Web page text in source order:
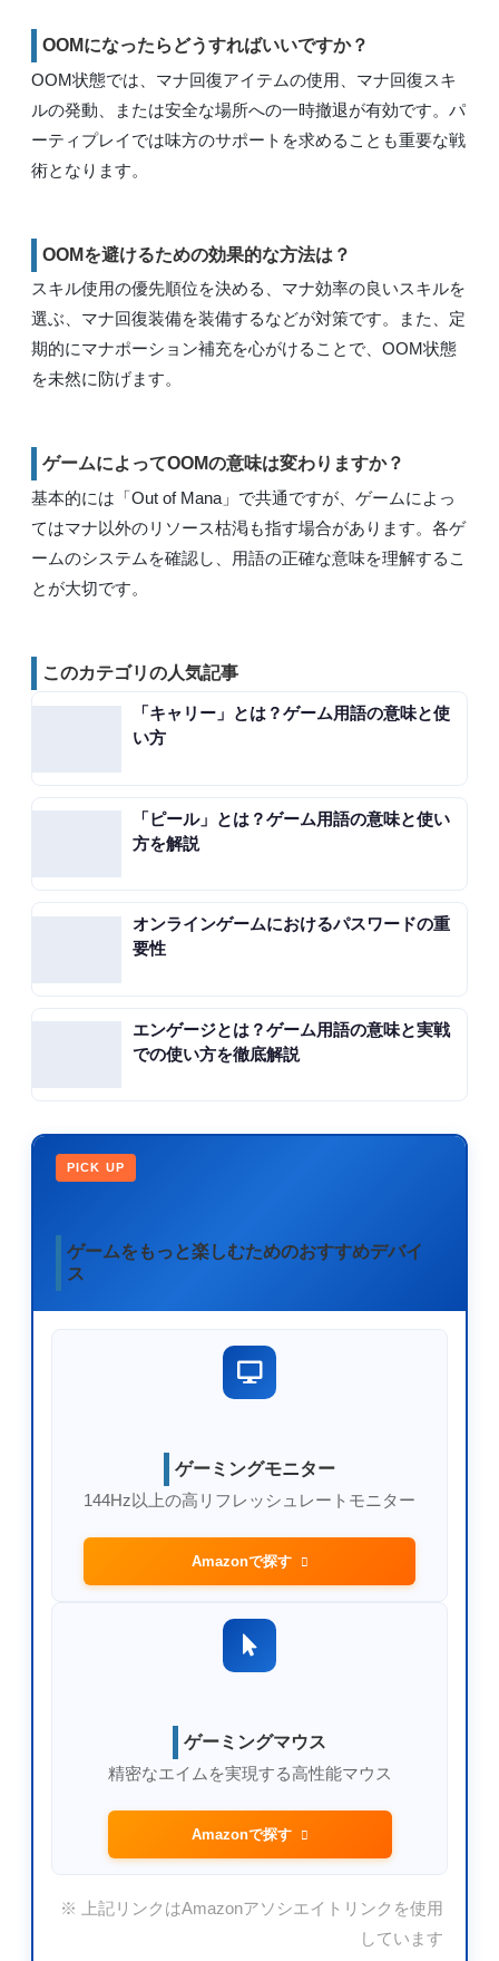
OOMになったらどうすればいいですか？
OOM状態では、マナ回復アイテムの使用、マナ回復スキ
ルの発動、または安全な場所への一時撤退が有効です。パ
ーティプレイでは味方のサポートを求めることも重要な戦
術となります。
OOMを避けるための効果的な方法は？
スキル使用の優先順位を決める、マナ効率の良いスキルを
選ぶ、マナ回復装備を装備するなどが対策です。また、定
期的にマナポーション補充を心がけることで、OOM状態
を未然に防げます。
ゲームによってOOMの意味は変わりますか？
基本的には「Out of Mana」で共通ですが、ゲームによっ
てはマナ以外のリソース枯渇も指す場合があります。各ゲ
ームのシステムを確認し、用語の正確な意味を理解するこ
とが大切です。
このカテゴリの人気記事
「キャリー」とは？ゲーム用語の意味と使
い方
「ピール」とは？ゲーム用語の意味と使い
方を解説
オンラインゲームにおけるパスワードの重
要性
エンゲージとは？ゲーム用語の意味と実戦
での使い方を徹底解説
PICK UP
ゲームをもっと楽しむためのおすすめデバイ
ス
ゲーミングモニター
144Hz以上の高リフレッシュレートモニター
Amazonで探す
ゲーミングマウス
精密なエイムを実現する高性能マウス
Amazonで探す
※ 上記リンクはAmazonアソシエイトリンクを使用
しています